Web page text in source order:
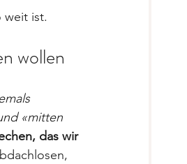
weit ist.
wollen
«mitten
das wir